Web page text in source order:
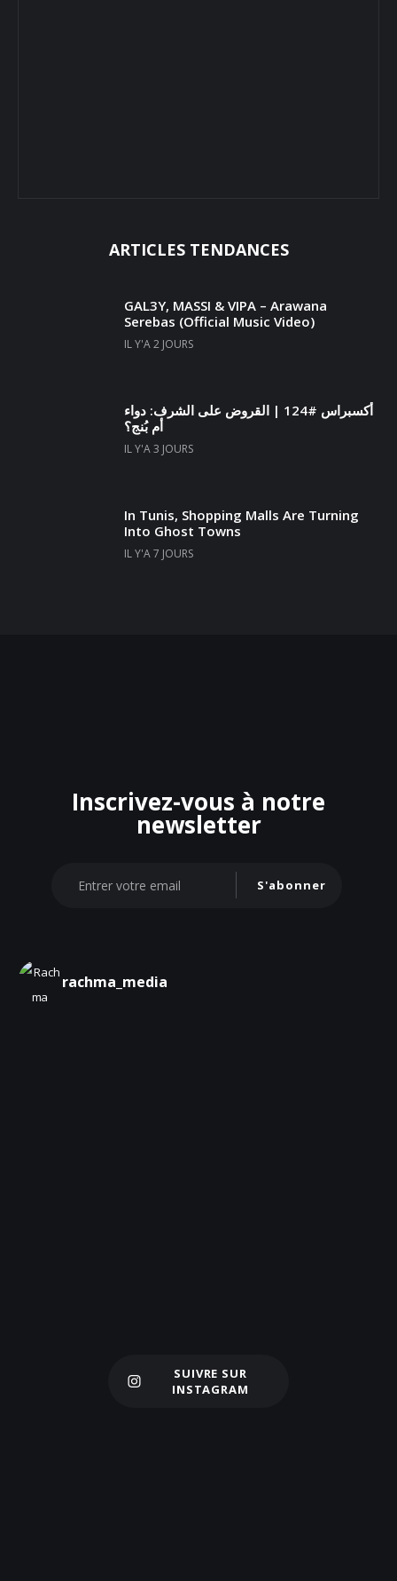
ARTICLES TENDANCES
GAL3Y, MASSI & VIPA – Arawana
Serebas (Official Music Video)
IL Y'A 2 JOURS
أكسبراس #124 | القروض على الشرف: دواء
أم بُنج؟
IL Y'A 3 JOURS
In Tunis, Shopping Malls Are Turning
Into Ghost Towns
IL Y'A 7 JOURS
Inscrivez-vous à notre
newsletter
S'abonner
rachma_media
Charger plus
SUIVRE SUR
INSTAGRAM